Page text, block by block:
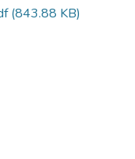
(843.88 KB)